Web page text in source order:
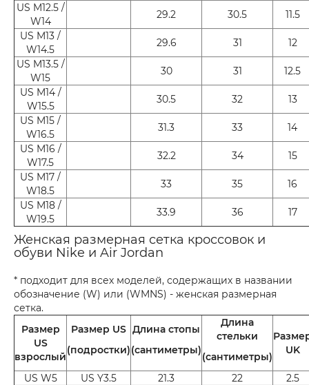
US M12.5 /
W14
29.2 30.5
11.5
US M13 /
W14.5
29.6 31
12
US M13.5 /
W15
30 31
12.5
US M14 /
W15.5
30.5 32
13
US M15 /
W16.5
31.3 33
14
US M16 /
W17.5
32.2 34
15
US M17 /
W18.5
33 35
16
US M18 /
W19.5
33.9 36 17
Женская размерная сетка кроссовок и
обуви Nike и Air Jordan
* подходит для всех моделей, содержащих в названии
обозначение (W) или (WMNS) - женская размерная
сетка.
Размер
US
взрослый
Размер US
(подростки)
Длина стопы
(сантиметры)
Длина
стельки
(сантиметры)
UK
US W5 US Y3.5 21.3 22
2.5